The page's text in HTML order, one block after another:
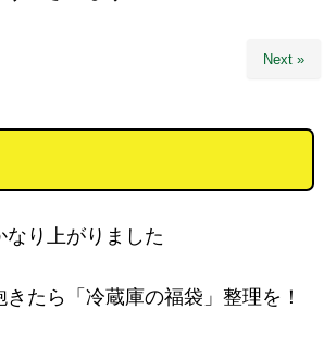
Next »
なり上がりました
たら「冷蔵庫の福袋」整理を！